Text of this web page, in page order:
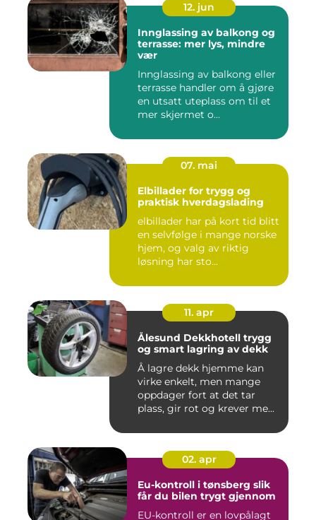
12. jun
Innglassing av balkong og
terrasse: mer lys, mindre
vær
Innglassing av balkong eller
terrasse handler om å gjøre
en utsatt uteplass om til et
mer skjermet o...
07. mai
Elbillader for trygg og
praktisk hverdagslading
elbillader har på kort tid blitt
en selvfølge i mange norske
hjem, og valg av riktig
løsning har sto...
11. apr
Ålesund Dekkhotell trygg
og smart lagring av dekk
Å lagre dekk hjemme kan
virke enkelt, men mange
oppdager fort at det tar
plass, gir rot og krever me...
02. apr
Eu-kontroll i tønsberg slik
får du bilen trygt gjennom
EU-kontroll er en lovpålagt